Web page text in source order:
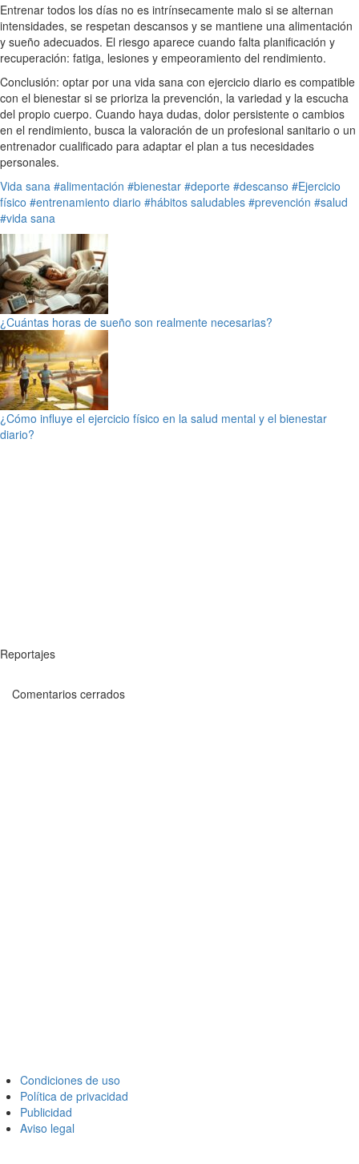
Entrenar todos los días no es intrínsecamente malo si se alternan
intensidades, se respetan descansos y se mantiene una alimentación
y sueño adecuados. El riesgo aparece cuando falta planificación y
recuperación: fatiga, lesiones y empeoramiento del rendimiento.
Conclusión: optar por una vida sana con ejercicio diario es compatible
con el bienestar si se prioriza la prevención, la variedad y la escucha
del propio cuerpo. Cuando haya dudas, dolor persistente o cambios
en el rendimiento, busca la valoración de un profesional sanitario o un
entrenador cualificado para adaptar el plan a tus necesidades
personales.
Vida sana #alimentación #bienestar #deporte #descanso #Ejercicio
físico #entrenamiento diario #hábitos saludables #prevención #salud
#vida sana
¿Cuántas horas de sueño son realmente necesarias?
¿Cómo influye el ejercicio físico en la salud mental y el bienestar
diario?
Reportajes
Comentarios cerrados
Condiciones de uso
Política de privacidad
Publicidad
Aviso legal